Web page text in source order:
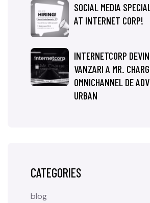
SOCIAL MEDIA
AT INTERNET CORP!
INTERNETCORP
VANZARI A MR.
OMNICHANNEL DE
URBAN
CATEGORIES
blog